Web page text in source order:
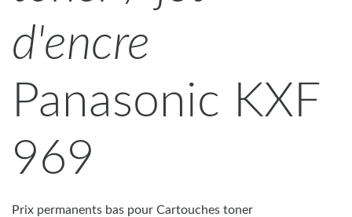
d'encre
Panasonic KXF
969
Prix permanents bas pour Cartouches toner